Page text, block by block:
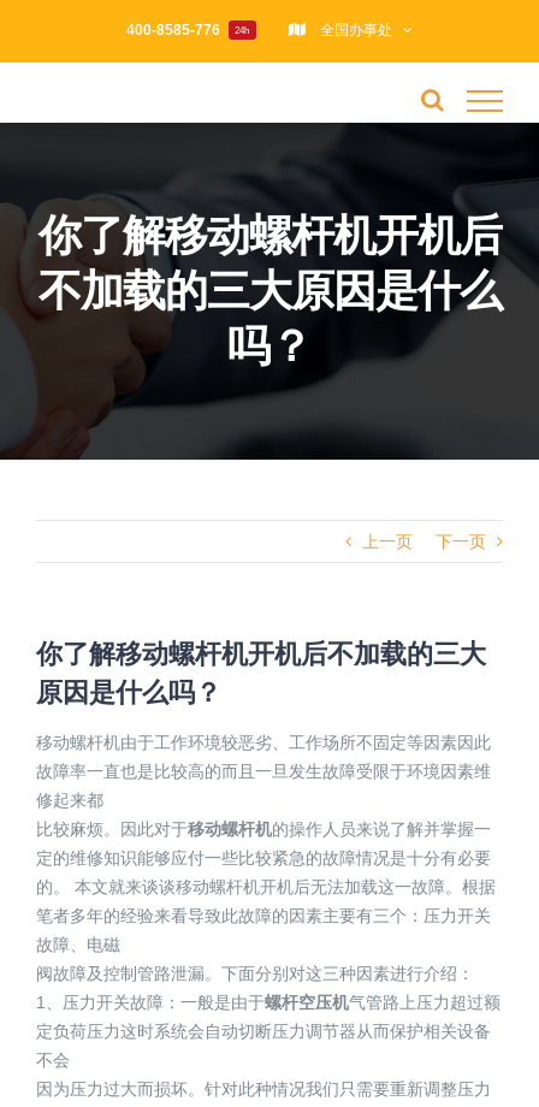
400-8585-776 24h 全国办事处
你了解移动螺杆机开机后
不加载的三大原因是什么
吗？
上一页 下一页
你了解移动螺杆机开机后不加载的三大
原因是什么吗？
移动螺杆机由于工作环境较恶劣、工作场所不固定等因素因此
故障率一直也是比较高的而且一旦发生故障受限于环境因素维
修起来都
比较麻烦。因此对于移动螺杆机的操作人员来说了解并掌握一
定的维修知识能够应付一些比较紧急的故障情况是十分有必要
的。 本文就来谈谈移动螺杆机开机后无法加载这一故障。根据
笔者多年的经验来看导致此故障的因素主要有三个：压力开关
故障、电磁
阀故障及控制管路泄漏。下面分别对这三种因素进行介绍：
1、压力开关故障：一般是由于螺杆空压机气管路上压力超过额
定负荷压力这时系统会自动切断压力调节器从而保护相关设备
不会
因为压力过大而损坏。针对此种情况我们只需要重新调整压力